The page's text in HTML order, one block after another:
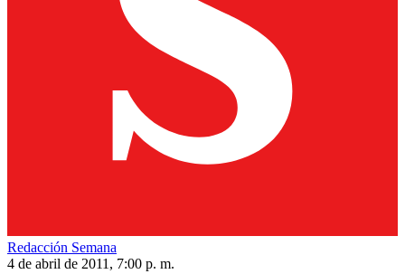
Redacción Semana
4 de abril de 2011, 7:00 p. m.